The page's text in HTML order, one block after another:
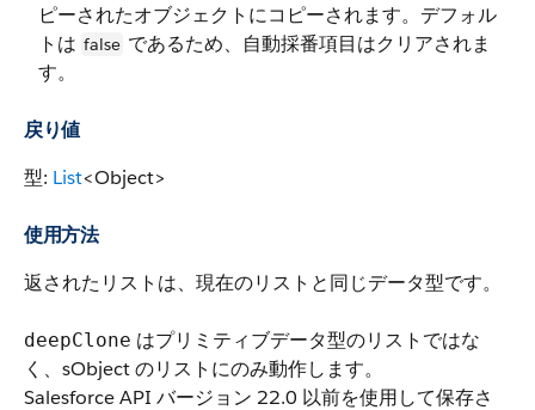
ピーされたオブジェクトにコピーされます。デフォル
トは false であるため、自動採番項目はクリアされま
す。
戻り値
型: List<Object>
使用方法
返されたリストは、現在のリストと同じデータ型です。
deepClone はプリミティブデータ型のリストではな
く、sObject のリストにのみ動作します。
Salesforce API バージョン 22.0 以前を使用して保存さ